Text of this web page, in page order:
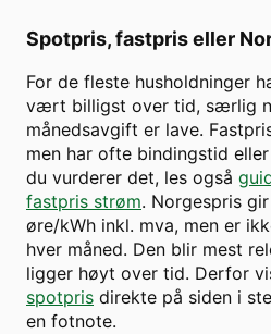
Spotpris, fastpris eller
For de fleste husholdninger
vært billigst over tid, særlig
månedsavgift er lave.
men har ofte bindingstid
du vurderer det, les også
fastpris strøm. Norgespris
øre/kWh inkl. mva, men er
hver måned. Den blir mest
ligger høyt over tid. Derfor
spotpris direkte på siden i
en fotnote.